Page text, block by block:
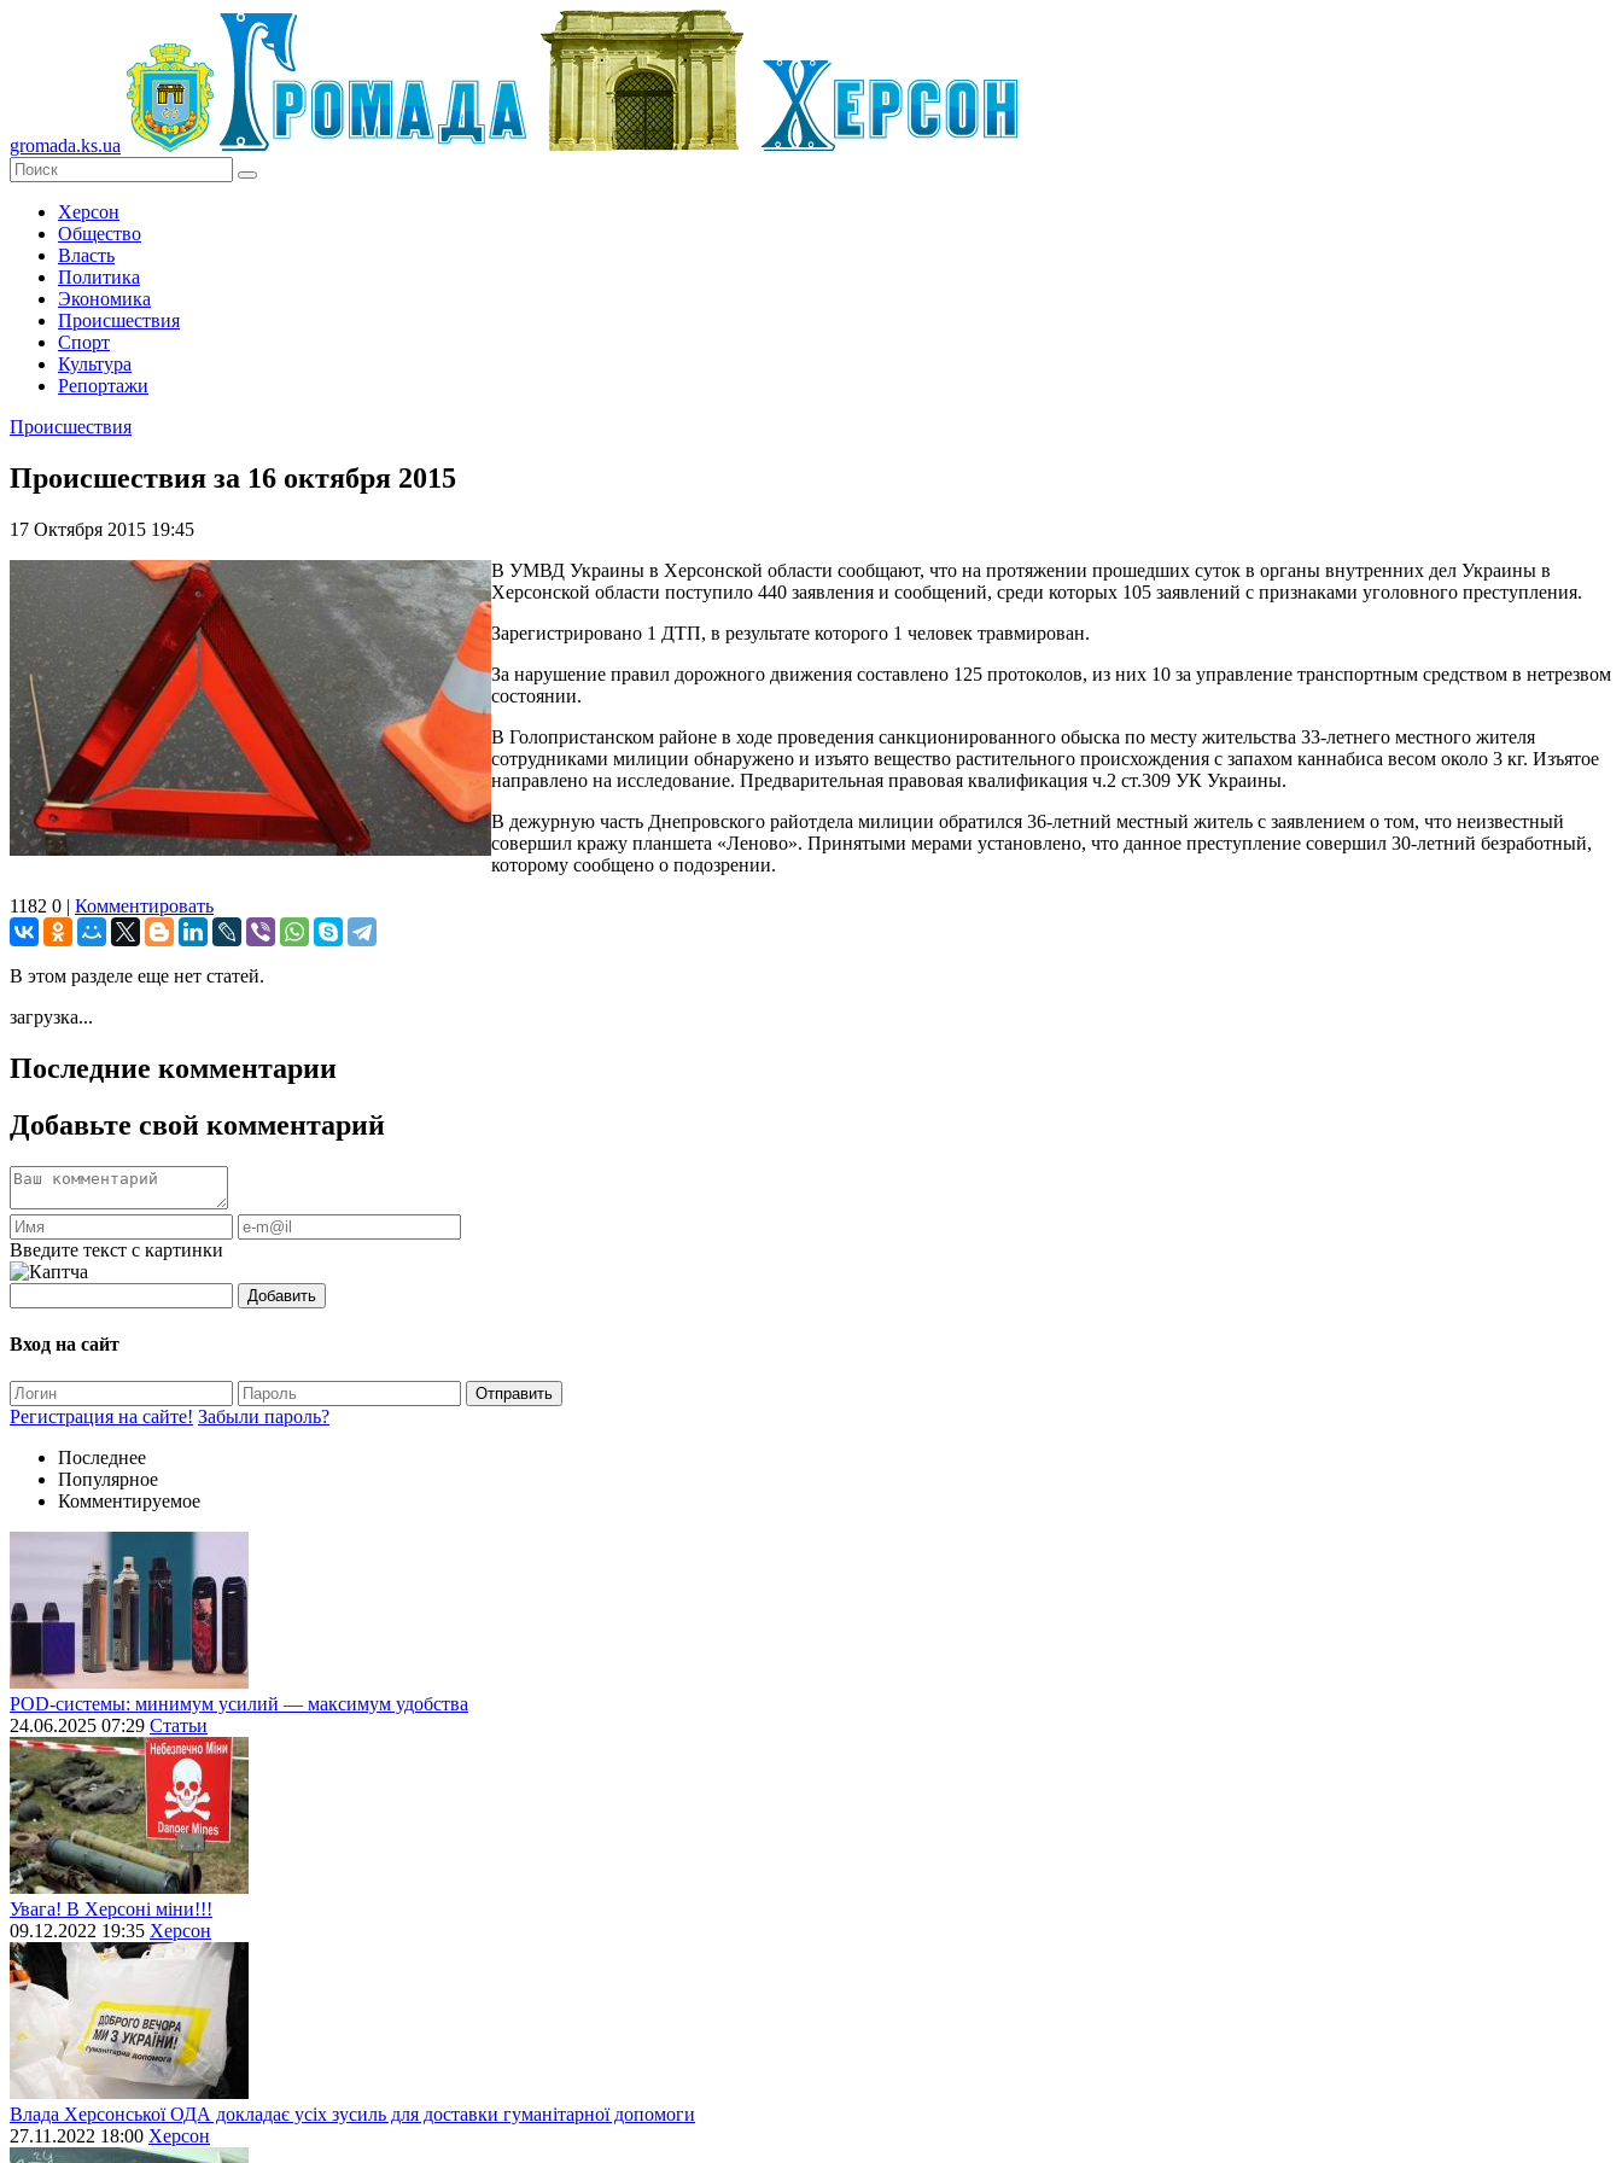
gromada.ks.ua
Херсон
Общество
Власть
Политика
Экономика
Происшествия
Спорт
Культура
Репортажи
Происшествия
Происшествия за 16 октября 2015
17 Октября 2015 19:45
В УМВД Украины в Херсонской области сообщают, что на протяжении прошедших суток в органы внутренних дел Украины в
Херсонской области поступило 440 заявления и сообщений, среди которых 105 заявлений с признаками уголовного преступления.
Зарегистрировано 1 ДТП, в результате которого 1 человек травмирован.
За нарушение правил дорожного движения составлено 125 протоколов, из них 10 за управление транспортным средством в нетрезвом
состоянии.
В Голопристанском районе в ходе проведения санкционированного обыска по месту жительства 33-летнего местного жителя
сотрудниками милиции обнаружено и изъято вещество растительного происхождения с запахом каннабиса весом около 3 кг. Изъятое
направлено на исследование. Предварительная правовая квалификация ч.2 ст.309 УК Украины.
В дежурную часть Днепровского райотдела милиции обратился 36-летний местный житель с заявлением о том, что неизвестный
совершил кражу планшета «Леново». Принятыми мерами установлено, что данное преступление совершил 30-летний безработный,
которому сообщено о подозрении.
1182 0 | Комментировать
В этом разделе еще нет статей.
загрузка...
Последние комментарии
Добавьте свой комментарий
Введите текст с картинки
Добавить
Вход на сайт
Отправить
Регистрация на сайте! Забыли пароль?
Последнее
Популярное
Комментируемое
POD-системы: минимум усилий — максимум удобства
24.06.2025 07:29 Статьи
Увага! В Херсоні міни!!!
09.12.2022 19:35 Херсон
Влада Херсонської ОДА докладає усіх зусиль для доставки гуманітарної допомоги
27.11.2022 18:00 Херсон